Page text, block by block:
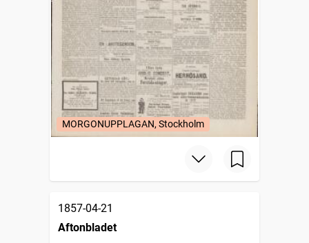
MORGONUPPLAGAN, Stockholm
1857-04-21
Aftonbladet